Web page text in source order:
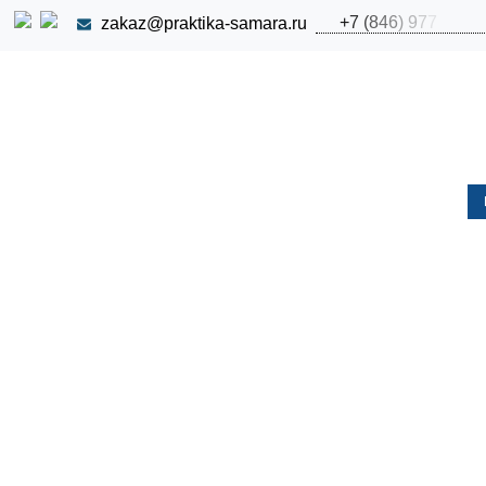
zakaz@praktika-samara.ru +7 (846) 977